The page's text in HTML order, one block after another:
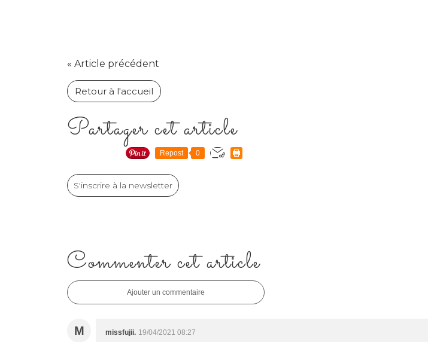
« Article précédent
Retour à l'accueil
Partager cet article
Repost 0
S'inscrire à la newsletter
Commenter cet article
Ajouter un commentaire
M missfujii. 19/04/2021 08:27